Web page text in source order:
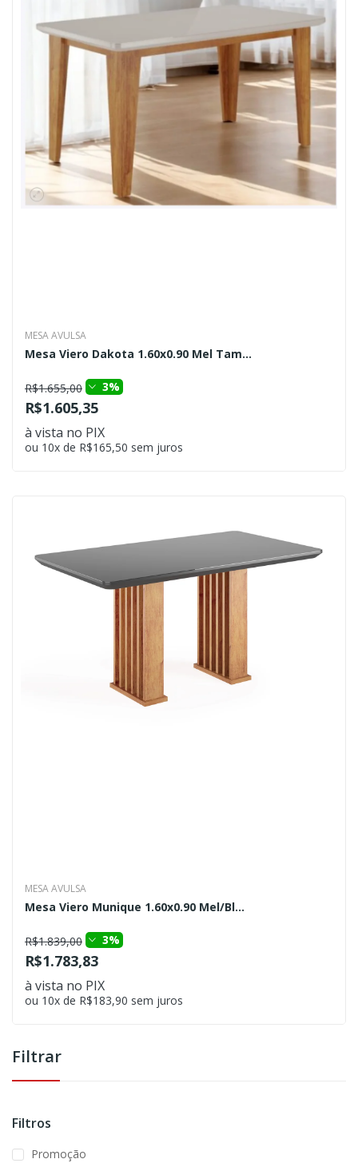
MESA AVULSA
Mesa Viero Dakota 1.60x0.90 Mel Tam...
R$1.655,00 3%
R$1.605,35
à vista no PIX
ou 10x de R$165,50 sem juros
MESA AVULSA
Mesa Viero Munique 1.60x0.90 Mel/Bl...
R$1.839,00 3%
R$1.783,83
à vista no PIX
ou 10x de R$183,90 sem juros
Filtrar
Filtros
Promoção